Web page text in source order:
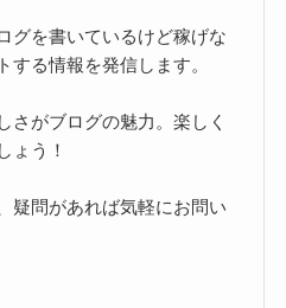
グを書いているけど稼げな
る情報を発信します。
さがブログの魅力。楽しく
ょう！
疑問があれば気軽にお問い